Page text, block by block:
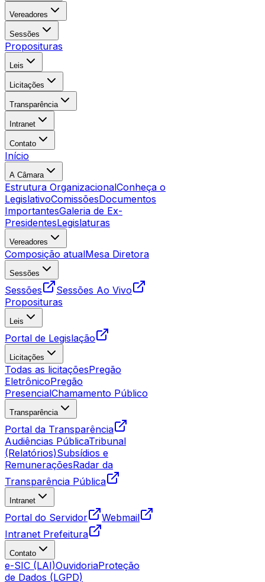
Vereadores
Sessões
Proposituras
Leis
Licitações
Transparência
Intranet
Contato
Início
A Câmara
Estrutura OrganizacionalConheça o
LegislativoComissõesDocumentos
ImportantesGaleria de Ex-
PresidentesLegislaturas
Vereadores
Composição atualMesa Diretora
Sessões
Sessões
Sessões Ao Vivo
Proposituras
Leis
Portal de Legislação
Licitações
Todas as licitaçõesPregão
EletrônicoPregão
PresencialChamamento Público
Transparência
Portal da Transparência
Audiências PúblicaTribunal
(Relatórios)Subsídios e
RemuneraçõesRadar da
Transparência Pública
Intranet
Portal do Servidor
Webmail
Intranet Prefeitura
Contato
e-SIC (LAI)OuvidoriaProteção
de Dados (LGPD)